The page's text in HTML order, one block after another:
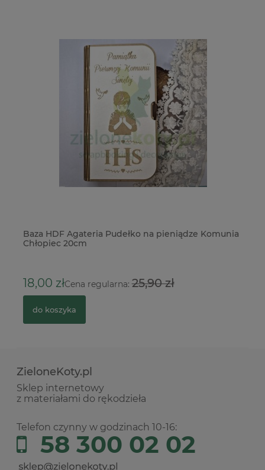
Baza HDF Agateria Pudełko na pieniądze Komunia
Chłopiec 20cm
18,00 złCena regularna:25,90 zł
do koszyka
ZieloneKoty.pl
Sklep internetowy
z materiałami do rękodzieła
Telefon czynny w godzinach 10-16:
58 300 02 02